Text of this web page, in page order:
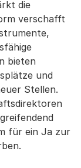
die
verschafft
bieten
und
Stellen.
für ein Ja zur